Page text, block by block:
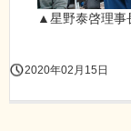
▲星野泰啓理事
2020年02月15日